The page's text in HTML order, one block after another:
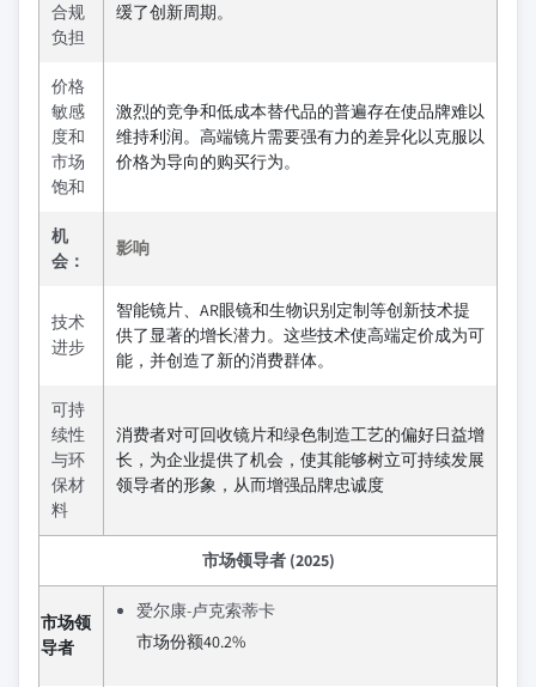
合规
负担
缓了创新周期。
价格
敏感
度和
市场
饱和
激烈的竞争和低成本替代品的普遍存在使品牌难以
维持利润。高端镜片需要强有力的差异化以克服以
价格为导向的购买行为。
机
会：
影响
技术
进步
智能镜片、AR眼镜和生物识别定制等创新技术提
供了显著的增长潜力。这些技术使高端定价成为可
能，并创造了新的消费群体。
可持
续性
与环
保材
料
消费者对可回收镜片和绿色制造工艺的偏好日益增
长，为企业提供了机会，使其能够树立可持续发展
领导者的形象，从而增强品牌忠诚度
市场领导者 (2025)
市场领
导者
爱尔康-卢克索蒂卡
市场份额40.2%